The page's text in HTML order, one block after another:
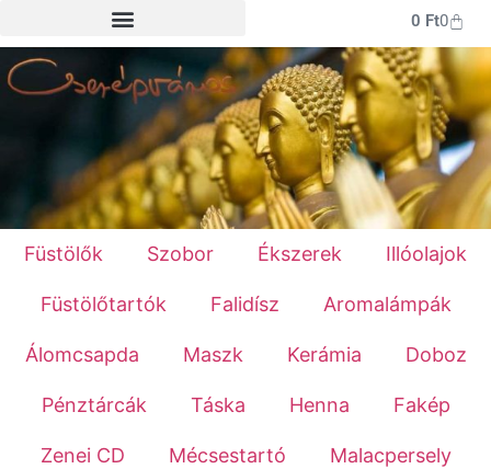
0 Ft0
Füstölők Szobor Ékszerek Illóolajok
Füstölőtartók Falidísz Aromalámpák
Álomcsapda Maszk Kerámia Doboz
Pénztárcák Táska Henna Fakép
Zenei CD Mécsestartó Malacpersely